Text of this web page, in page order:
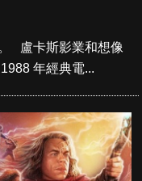
盧卡斯影業和想像
年經典電...